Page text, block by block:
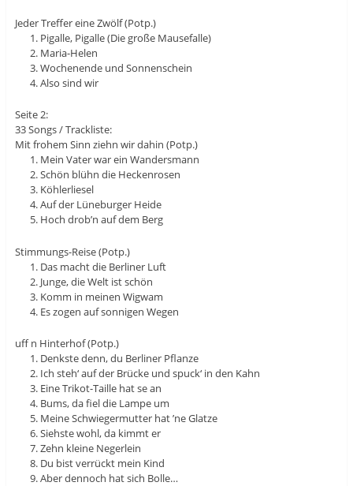
Jeder Treffer eine Zwölf (Potp.)
Pigalle, Pigalle (Die große Mausefalle)
Maria-Helen
Wochenende und Sonnenschein
Also sind wir
Seite 2:
33 Songs / Trackliste:
Mit frohem Sinn ziehn wir dahin (Potp.)
Mein Vater war ein Wandersmann
Schön blühn die Heckenrosen
Köhlerliesel
Auf der Lüneburger Heide
Hoch drob’n auf dem Berg
Stimmungs-Reise (Potp.)
Das macht die Berliner Luft
Junge, die Welt ist schön
Komm in meinen Wigwam
Es zogen auf sonnigen Wegen
uff n Hinterhof (Potp.)
Denkste denn, du Berliner Pflanze
Ich steh‘ auf der Brücke und spuck‘ in den Kahn
Eine Trikot-Taille hat se an
Bums, da fiel die Lampe um
Meine Schwiegermutter hat ’ne Glatze
Siehste wohl, da kimmt er
Zehn kleine Negerlein
Du bist verrückt mein Kind
Aber dennoch hat sich Bolle…